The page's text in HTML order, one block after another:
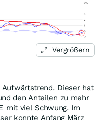
Vergrößern
Dieser hat
den Anteilen zu mehr
mit viel Schwung. Im
konnte Anfang März